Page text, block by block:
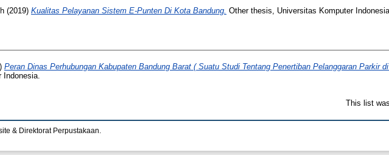
(2019) Kualitas Pelayanan Sistem E-Punten Di Kota Bandung. Other thesis, Universitas Komputer Indonesia.
Peran Dinas Perhubungan Kabupaten Bandung Barat ( Suatu Studi Tentang Penertiban Pelanggaran Parkir
This list
& Direktorat Perpustakaan.